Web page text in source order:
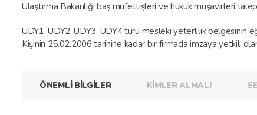
Ulaştırma Bakanlığı baş müfettişleri ve hukuk müşavirleri
ÜDY1, ÜDY2, ÜDY3, ÜDY4 türü mesleki yeterlilik belgesinin
Kişinin 25.02.2006 tarihine kadar bir firmada imzaya yetkili
ÖNEMLİ BİLGİLER KİMLER ALMALI